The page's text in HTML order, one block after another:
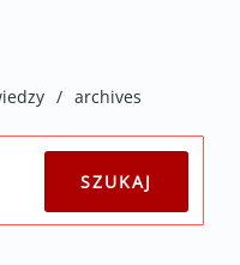
/ archives